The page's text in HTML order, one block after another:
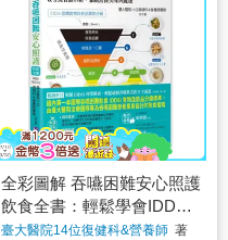
全彩圖解 吞嚥困難安心照護
飲食全書：輕鬆學會IDDSI
好嚼好吞食物製備技巧&分
臺大醫院14位復健科&營養師 著